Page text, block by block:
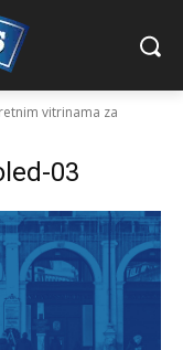
vitrinama za
03